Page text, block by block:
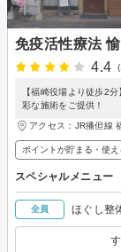
免疫活性療法
4.4
【福崎役場より徒歩2
彩な施術をご提供！
アクセス：JR播但線
ポイントが貯まる・使え
スペシャルメニュー
全員 ほぐし整